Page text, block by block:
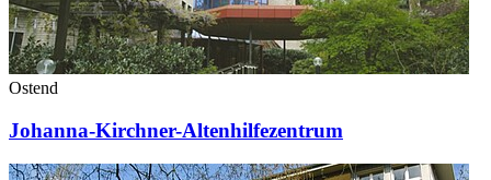
Ostend
Johanna-Kirchner-Altenhilfezentrum